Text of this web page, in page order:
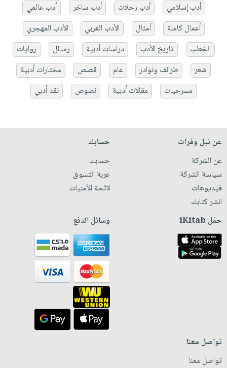
أدب إسلامي أدب رحلات أدب ساخر
أدب عالمي
أعمال كاملة
أمثال الأدب العربي
الأدب المهجري
الخطب
تاريخ الأدب دراسات أدبية رسائل
روايات
شعر
طرائف ونوادر عام قصص
مختارات أدبية
مسرحيات
مقالات أدبية نصوص نقد أدبي
عن نيل وفرات
عن الشركة
سياسة الشركة
فيديوهات
انشر كتابك
حسابك
حسابك
عربة التسوق
لائحة الأمنيات
حمّل iKitab وسائل الدفع
تواصل معنا
تواصل معنا